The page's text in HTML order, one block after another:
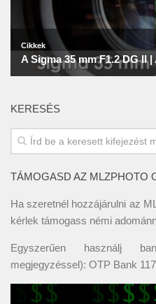
KERESÉS
TÁMOGASD AZ MLZPHOTO
Ha szeretnél hozzájárulni az
kérlek támogass némi
Egyszerűen használj
megjegyzéssel): OTP Bank